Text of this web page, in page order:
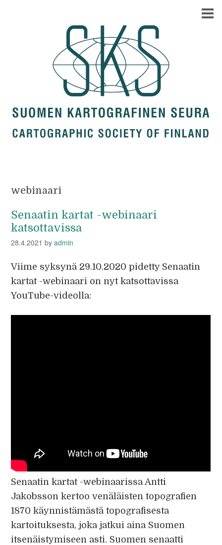
webinaari
Senaatin kartat -webinaari
katsottavissa
28.4.2021 byadmin
Viime syksynä 29.10.2020 pidetty Senaatin
kartat -webinaari on nyt katsottavissa
YouTube-videolla:
Senaatin kartat -webinaarissa Antti
Jakobsson kertoo venäläisten topografien
1870 käynnistämästä topografisesta
kartoituksesta, joka jatkui aina Suomen
itsenäistymiseen asti. Suomen senaatti